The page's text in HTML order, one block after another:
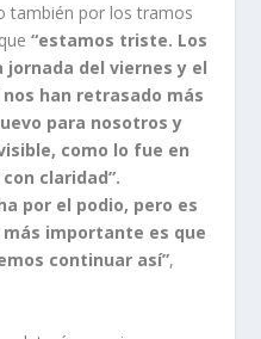
también por los tramos
“estamos triste. Los
jornada delviernes y el
han retrasado más
para nosotros y
como lo fue en
con claridad”.
por el podio, pero es
más importante es que
continuar así”,